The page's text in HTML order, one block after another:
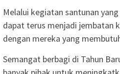
Melalui kegiatan santunan
dapat terus menjadi jembatan
dengan mereka yang
Semangat berbagi di Tahun